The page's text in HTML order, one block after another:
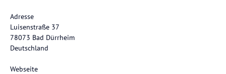
Adresse
Luisenstraße 37
78073 Bad Dürrheim
Deutschland
Webseite